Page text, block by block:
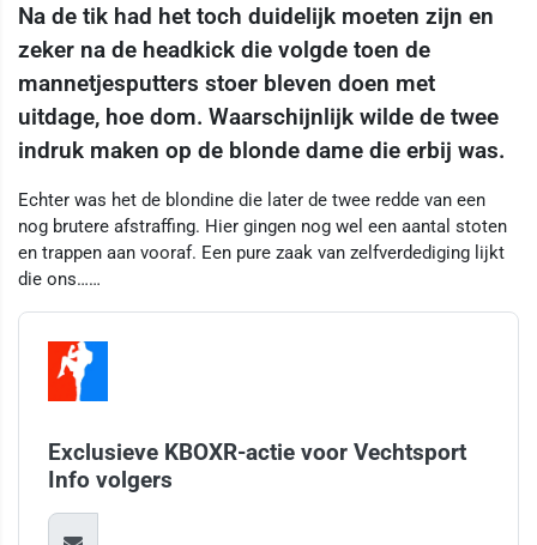
Na de tik had het toch duidelijk moeten zijn en
zeker na de headkick die volgde toen de
mannetjesputters stoer bleven doen met
uitdage, hoe dom. Waarschijnlijk wilde de twee
indruk maken op de blonde dame die erbij was.
Echter was het de blondine die later de twee redde van een
nog brutere afstraffing. Hier gingen nog wel een aantal stoten
en trappen aan vooraf. Een pure zaak van zelfverdediging lijkt
die ons……
Exclusieve KBOXR-actie voor Vechtsport
Info volgers